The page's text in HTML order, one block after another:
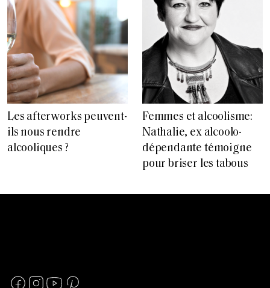
Les afterworks peuvent-
ils nous rendre
alcooliques ?
Femmes et alcoolisme:
Nathalie, ex alcoolo-
dépendante témoigne
pour briser les tabous